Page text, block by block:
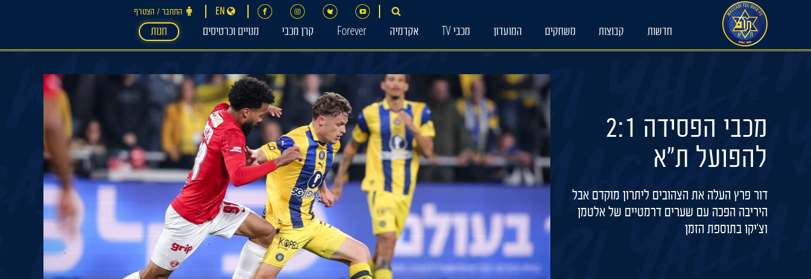
התחבר ‪/‬ הצטרף EN
חדשות קבוצות משחקים המועדון מכבי TV אקדמיה Forever קרן מכבי מנויים וכרטיסים חנות
מכבי הפסידה 2:1
להפועל ת"א
דור פרץ העלה את הצהובים ליתרון מוקדם אבל
היריבה הפכה עם שערים דרמטיים של אלטמן
וצ'יקו בתוספת הזמן